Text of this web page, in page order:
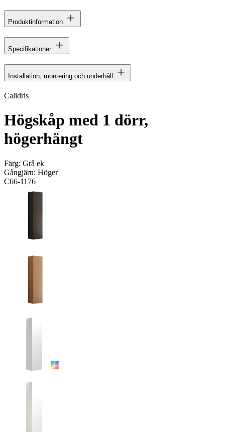
Produktinformation
Specifikationer
Installation, montering och underhåll
Calidris
Högskåp med 1 dörr,
högerhängt
Färg: Grå ek
Gångjärn: Höger
C66-1176